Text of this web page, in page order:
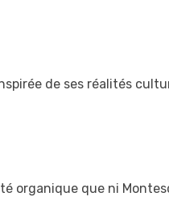
de ses réalités
que ni